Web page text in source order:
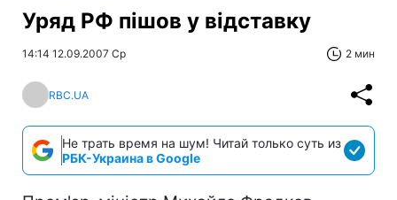
Уряд РФ пішов у відставку
14:14 12.09.2007 Ср 2 мин
RBC.UA
Не трать время на шум! Читай только суть из
РБК-Украина в Google